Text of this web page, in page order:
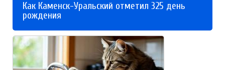
Как Каменск-Уральский отметил 325 день
рождения